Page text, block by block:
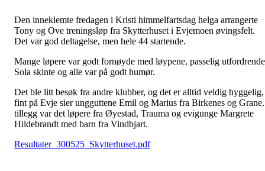
Den inneklemte fredagen i Kristi himmelfartsdag helga arrangerte
Tony og Ove treningsløp fra Skytterhuset i Evjemoen øvingsfelt.
Det var god deltagelse, men hele 44 startende.
Mange løpere var godt fornøyde med løypene, passelig
Sola skinte og alle var på godt humør.
Det ble litt besøk fra andre klubber, og det er alltid veldig hyggelig,
fint på Evje sier ungguttene Emil og Marius fra Birkenes og
tillegg var det løpere fra Øyestad, Trauma og evigunge Margrete
Hildebrandt med barn fra Vindbjart.
Resultater_300525_Skytterhuset.pdf